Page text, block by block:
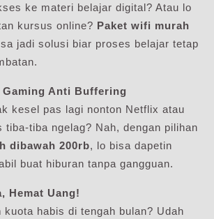
ke materi belajar digital? Atau lo
kursus online? Paket wifi murah
jadi solusi biar proses belajar tetap
Anti Buffering
kesel pas lagi nonton Netflix atau
tiba-tiba ngelag? Nah, dengan pilihan
dibawah 200rb, lo bisa dapetin
buat hiburan tanpa gangguan.
Hemat Uang!
kuota habis di tengah bulan? Udah